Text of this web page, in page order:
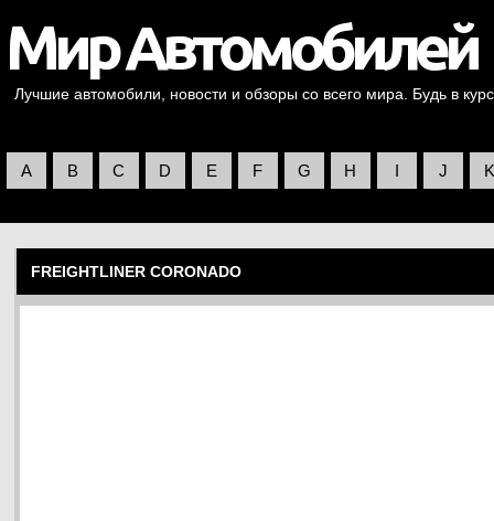
Лучшие автомобили, новости и обзоры со всего мира. Будь в
A B C D E F G H I J K
FREIGHTLINER CORONADO